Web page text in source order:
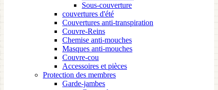
Sous-couverture
couvertures d'été
Couvertures anti-transpiration
Couvre-Reins
Chemise anti-mouches
Masques anti-mouches
Couvre-cou
Accessoires et pièces
Protection des membres
Garde-jambes